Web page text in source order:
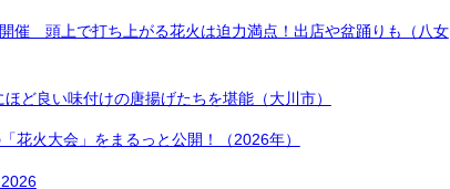
催 頭上で打ち上がる花火は迫力満点！出店や盆踊りも（八女
ど良い味付けの唐揚げたちを堪能（大川市）
花火大会」をまるっと公開！（2026年）